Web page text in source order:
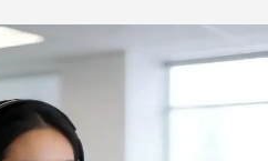
Altas Temperaturas,
Garrafa de Óleo para
Churrasco, Escova de Óleo
com Garrafa